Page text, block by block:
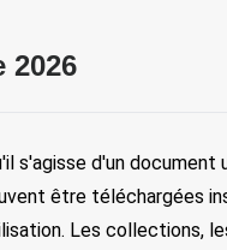
2026
s'agisse d'un document
être téléchargées
Les collections,